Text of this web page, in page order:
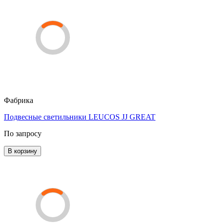
Фабрика
Подвесные светильники LEUCOS JJ GREAT
По запросу
В корзину